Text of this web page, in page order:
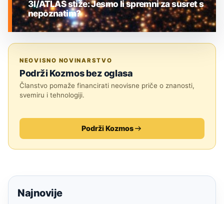
3I/ATLAS stiže: Jesmo li spremni za susret s
nepoznatim?
NEOVISNO NOVINARSTVO
Podrži Kozmos bez oglasa
Članstvo pomaže financirati neovisne priče o znanosti,
svemiru i tehnologiji.
Podrži Kozmos
Najnovije